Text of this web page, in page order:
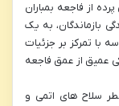
از فاجعه بمباران
بازماندگان، به یک
با تمرکز بر جزئیات
عمیق از عمق فاجعه
سلاح های اتمی و